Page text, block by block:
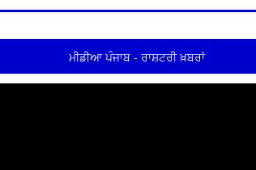
ਮੀਡੀਆ ਪੰਜਾਬ - ਰਾਸ਼ਟਰੀ ਖ਼ਬਰਾਂ